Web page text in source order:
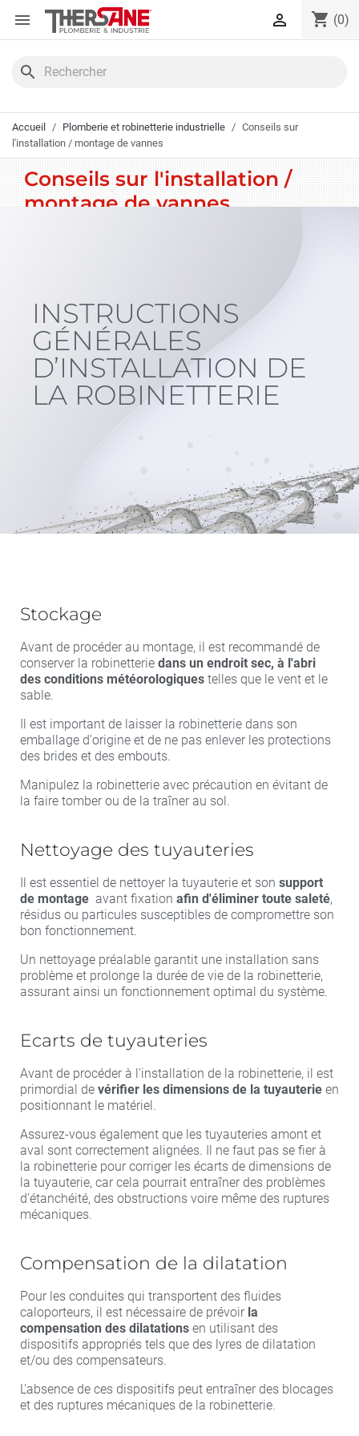
Panneau de gestion des cookies
 shopping_cart (0)

search
Accueil Plomberie et robinetterie industrielle
Conseils sur
l'installation / montage de vannes
Conseils sur l'installation /
montage de vannes
INSTRUCTIONS
GÉNÉRALES
D’INSTALLATION DE
LA ROBINETTERIE
Stockage
Avant de procéder au montage, il est recommandé de
conserver la robinetterie dans un endroit sec, à l'abri
des conditions météorologiques telles que le vent et le
sable.
Il est important de laisser la robinetterie dans son
emballage d'origine et de ne pas enlever les protections
des brides et des embouts.
Manipulez la robinetterie avec précaution en évitant de
la faire tomber ou de la traîner au sol.
Nettoyage des tuyauteries
Il est essentiel de nettoyer la tuyauterie et son support
de montage avant fixation afin d'éliminer toute saleté,
résidus ou particules susceptibles de compromettre son
bon fonctionnement.
Un nettoyage préalable garantit une installation sans
problème et prolonge la durée de vie de la robinetterie,
assurant ainsi un fonctionnement optimal du système.
Ecarts de tuyauteries
Avant de procéder à l'installation de la robinetterie, il est
primordial de vérifier les dimensions de la tuyauterie en
positionnant le matériel.
Assurez-vous également que les tuyauteries amont et
aval sont correctement alignées. Il ne faut pas se fier à
la robinetterie pour corriger les écarts de dimensions de
la tuyauterie, car cela pourrait entraîner des problèmes
d'étanchéité, des obstructions voire même des ruptures
mécaniques.
Compensation de la dilatation
Pour les conduites qui transportent des fluides
caloporteurs, il est nécessaire de prévoir la
compensation des dilatations en utilisant des
dispositifs appropriés tels que des lyres de dilatation
et/ou des compensateurs.
L'absence de ces dispositifs peut entraîner des blocages
et des ruptures mécaniques de la robinetterie.